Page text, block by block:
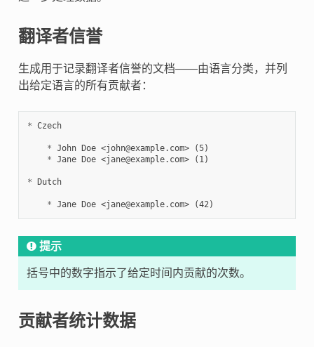
翻译者信誉
生成用于记录翻译者信誉的文档——由语言分类，并列
出给定语言的所有贡献者：
* Czech
* John Doe <john@example.com> (5)
* Jane Doe <jane@example.com> (1)
* Dutch
*
提示
括号中的数字指示了给定时间内贡献的次数。
贡献者统计数据